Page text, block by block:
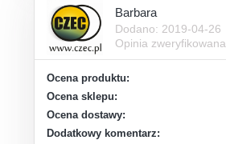
Barbara
Dodano: 2019-04-26
Opinia zweryfikowana
Ocena produktu:
Ocena sklepu:
Ocena dostawy:
Dodatkowy komentarz: